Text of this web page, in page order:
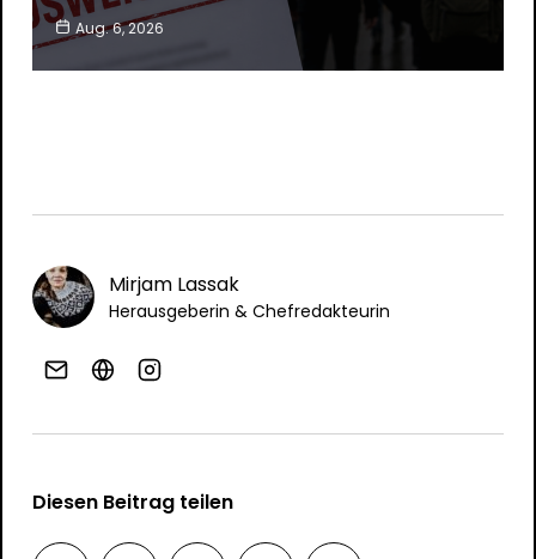
Aug. 6, 2026
Mirjam Lassak
Herausgeberin & Chefredakteurin
Diesen Beitrag teilen